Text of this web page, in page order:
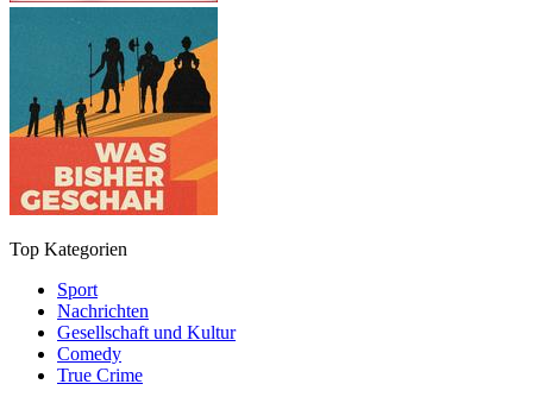
Top Kategorien
Sport
Nachrichten
Gesellschaft und Kultur
Comedy
True Crime